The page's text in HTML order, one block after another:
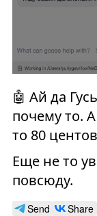
🤖 Ай да
почему то.
то 80
Еще не то
повсюду.
Send Share